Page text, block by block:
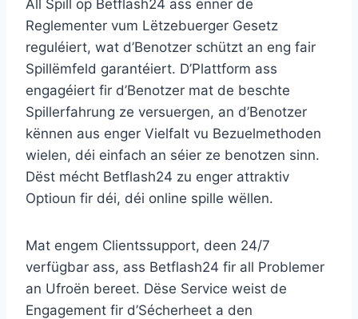
All Spill op Betflash24 ass ënner de
Reglementer vum Lëtzebuerger Gesetz
reguléiert, wat d’Benotzer schützt an eng fair
Spillëmfeld garantéiert. D’Plattform ass
engagéiert fir d’Benotzer mat de beschte
Spillerfahrung ze versuergen, an d’Benotzer
kënnen aus enger Vielfalt vu Bezuelmethoden
wielen, déi einfach an séier ze benotzen sinn.
Dëst mécht Betflash24 zu enger attraktiv
Optioun fir déi, déi online spille wëllen.
Mat engem Clientssupport, deen 24/7
verfügbar ass, ass Betflash24 fir all Problemer
an Ufroën bereet. Dëse Service weist de
Engagement fir d’Sécherheet a den